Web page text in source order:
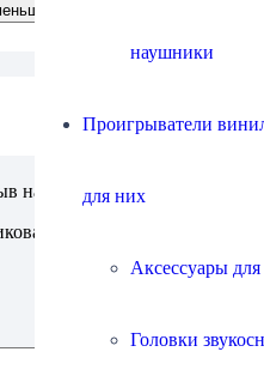
наушники
Проигрыватели
для них
Аксессуары
Головки
на “Guizu CRW-1”